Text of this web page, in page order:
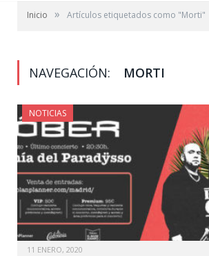
Inicio » Artículos etiquetados como "Morti"
NAVEGACIÓN: MORTI
NOTICIAS
11 ENERO, 2020